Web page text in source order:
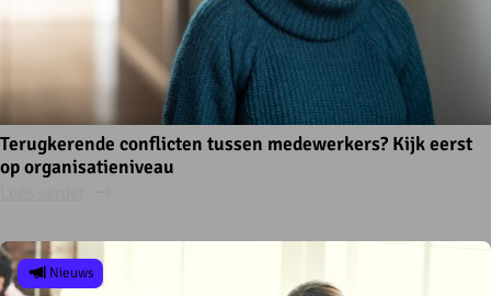
Terugkerende conflicten tussen medewerkers? Kijk eerst
op organisatieniveau
Nieuws